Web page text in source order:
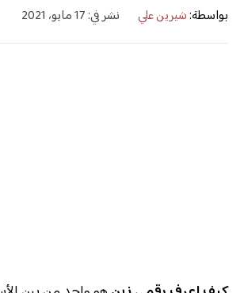
بواسطة:شيرين علي نشر في: 17 مايو، 2021